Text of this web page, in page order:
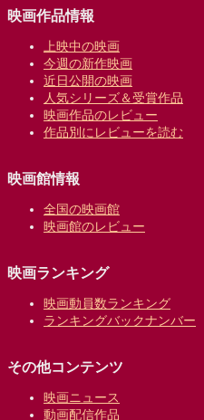
映画作品情報
上映中の映画
今週の新作映画
近日公開の映画
人気シリーズ＆受賞作品
映画作品のレビュー
作品別にレビューを読む
映画館情報
全国の映画館
映画館のレビュー
映画ランキング
映画動員数ランキング
ランキングバックナンバー
その他コンテンツ
映画ニュース
動画配信作品